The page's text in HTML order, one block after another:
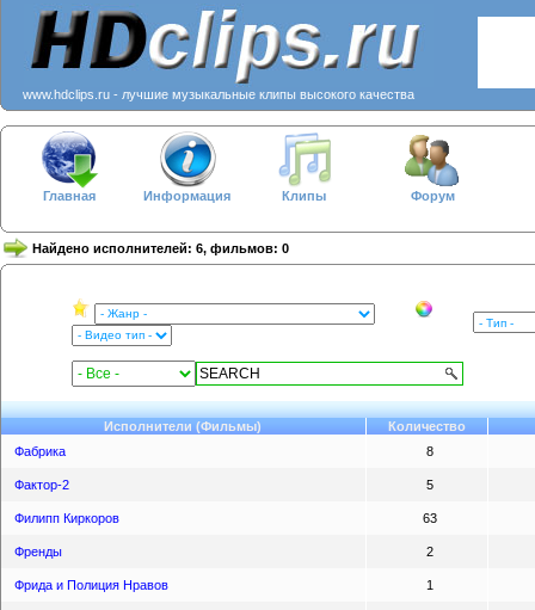
www.hdclips.ru - лучшие музыкальные клипы высокого качества
Главная Информация Клипы Форум
Найдено исполнителей: 6, фильмов: 0
Исполнители (Фильмы)
Количество
Фабрика
8
Фактор-2 5
Филипп Киркоров 63
Френды 2
Фрида и Полиция Нравов 1